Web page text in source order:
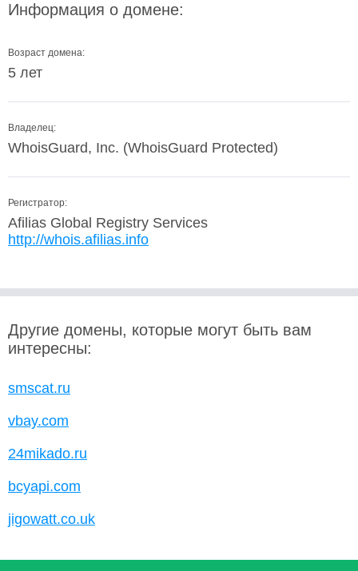
Информация о домене:
Возраст домена:
5 лет
Владелец:
WhoisGuard, Inc. (WhoisGuard Protected)
Регистратор:
Afilias Global Registry Services
http://whois.afilias.info
Другие домены, которые могут быть вам
интересны:
smscat.ru
vbay.com
24mikado.ru
bcyapi.com
jigowatt.co.uk